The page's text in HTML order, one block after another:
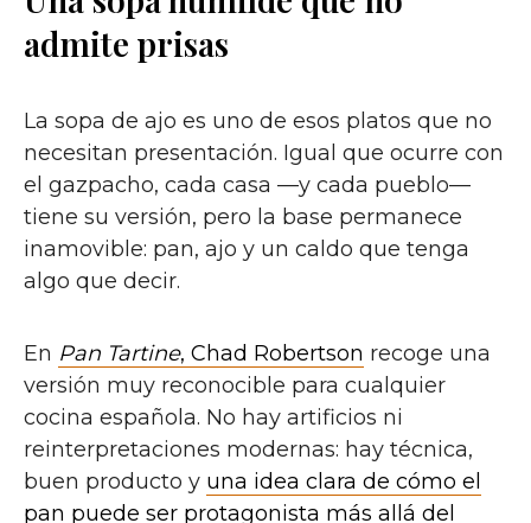
admite prisas
La sopa de ajo es uno de esos platos que no
necesitan presentación. Igual que ocurre con
el gazpacho, cada casa —y cada pueblo—
tiene su versión, pero la base permanece
inamovible: pan, ajo y un caldo que tenga
algo que decir.
En Pan Tartine, Chad Robertson recoge una
versión muy reconocible para cualquier
cocina española. No hay artificios ni
reinterpretaciones modernas: hay técnica,
buen producto y una idea clara de cómo el
pan puede ser protagonista más allá del